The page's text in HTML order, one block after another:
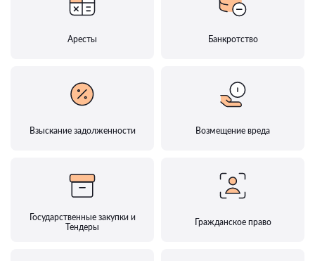
Аресты Банкротство
Взыскание задолженности Возмещение вреда
Государственные закупки и
Тендеры
Гражданское право